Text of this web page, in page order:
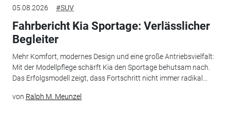
05.08.2026 #SUV
Fahrbericht Kia Sportage: Verlässlicher
Begleiter
Mehr Komfort, modernes Design und eine große Antriebsvielfalt:
Mit der Modellpflege schärft Kia den Sportage behutsam nach.
Das Erfolgsmodell zeigt, dass Fortschritt nicht immer radikal...
von Ralph M. Meunzel